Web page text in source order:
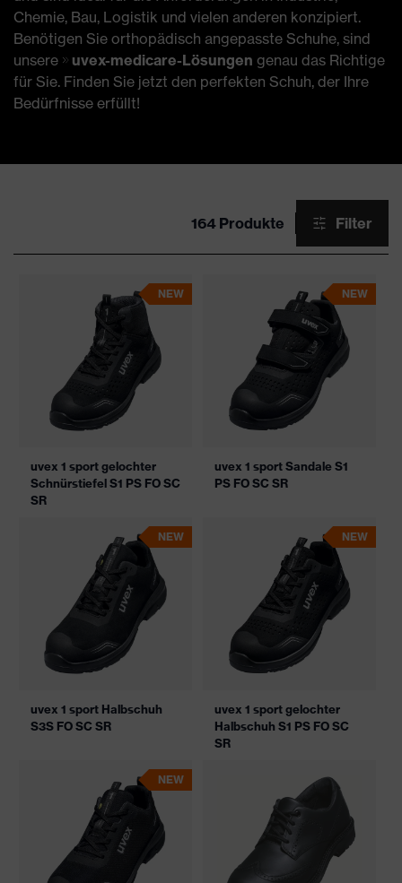
Chemie, Bau, Logistik und vielen anderen konzipiert.
Benötigen Sie orthopädisch angepasste Schuhe, sind
unsere
uvex-medicare-Lösungen genau das Richtige
für Sie. Finden Sie jetzt den perfekten Schuh, der Ihre
Bedürfnisse erfüllt!
164 Produkte Filter
NEW
uvex 1 sport gelochter
Schnürstiefel S1 PS FO SC
SR
NEW
uvex 1 sport Sandale S1
PS FO SC SR
NEW
uvex 1 sport Halbschuh
S3S FO SC SR
NEW
uvex 1 sport gelochter
Halbschuh S1 PS FO SC
SR
NEW